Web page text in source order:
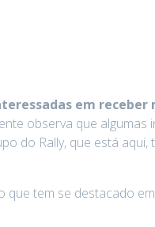
em receber
observa que algumas
do Rally, que está aqui,
que tem se destacado em